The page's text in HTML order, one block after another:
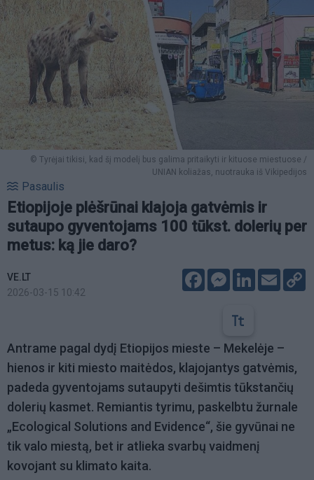
© Tyrėjai tikisi, kad šį modelį bus galima pritaikyti ir kituose miestuose /
UNIAN koliažas, nuotrauka iš Vikipedijos
Pasaulis
Etiopijoje plėšrūnai klajoja gatvėmis ir
sutaupo gyventojams 100 tūkst. dolerių per
metus: ką jie daro?
VE.LT
2026-03-15 10:42
FacebookMessenger
LinkedIn
Email
Antrame pagal dydį Etiopijos mieste – Mekelėje –
hienos ir kiti miesto maitėdos, klajojantys gatvėmis,
padeda gyventojams sutaupyti dešimtis tūkstančių
dolerių kasmet. Remiantis tyrimu, paskelbtu žurnale
„Ecological Solutions and Evidence“, šie gyvūnai ne
tik valo miestą, bet ir atlieka svarbų vaidmenį
kovojant su klimato kaita.